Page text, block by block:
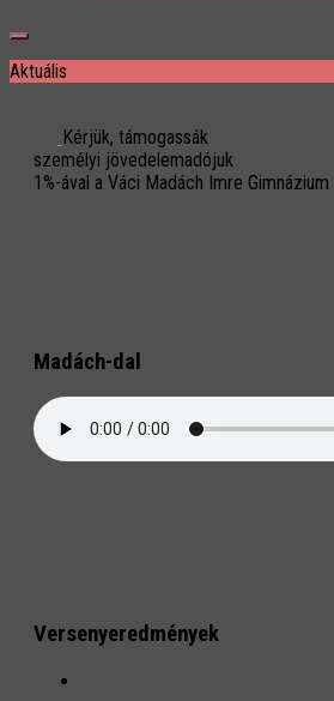
Aktuális
Kérjük, támogassák
személyi jövedelemadójuk
1%-ával a Váci Madách Imre
Madách-dal
Versenyeredmények